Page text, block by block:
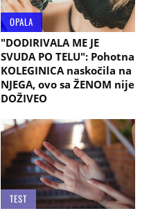
OPALA
"DODIRIVALA ME JE
SVUDA PO TELU": Pohotna
KOLEGINICA naskočila na
NJEGA, ovo sa ŽENOM nije
DOŽIVEO
TEST